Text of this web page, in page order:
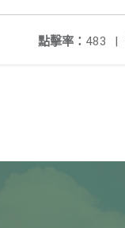
點擊率： 483 |